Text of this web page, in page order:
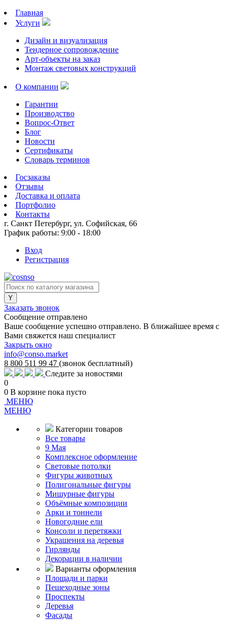
Главная
Услуги
Дизайн и визуализация
Тендерное сопровождение
Арт-объекты на заказ
Монтаж световых конструкций
О компании
Гарантии
Производство
Вопрос-Ответ
Блог
Новости
Сертификаты
Словарь терминов
Госзаказы
Отзывы
Доставка и оплата
Портфолио
Контакты
г. Санкт Петербург, ул. Софийская, 66
График работы: 9:00 - 18:00
Вход
Регистрация
Заказать звонок
Сообщение отправлено
Ваше сообщение успешно отправлено. В ближайшее время с
Вами свяжется наш специалист
Закрыть окно
info@conso.market
8 800 511 99 47 (звонок бесплатный)
Следите за новостями
0
0 В корзине пока пусто
МЕНЮ
МЕНЮ
Категории товаров
Все товары
9 Мая
Комплексное оформление
Световые потолки
Фигуры животных
Полигональные фигуры
Мишурные фигуры
Объёмные композиции
Арки и тоннели
Новогодние ели
Консоли и перетяжки
Украшения на деревья
Гирлянды
Декорации в наличии
Варианты оформления
Площади и парки
Пешеходные зоны
Проспекты
Деревья
Фасады